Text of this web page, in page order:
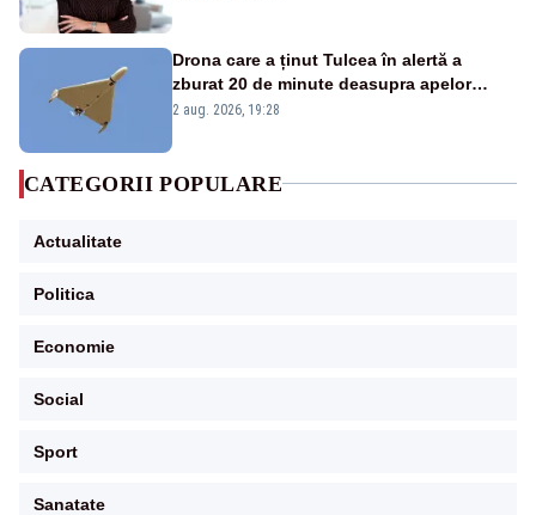
Drona care a ținut Tulcea în alertă a
zburat 20 de minute deasupra apelor
României. Au fost ridicate două F-16
2 aug. 2026, 19:28
CATEGORII POPULARE
Actualitate
Politica
Economie
Social
Sport
Sanatate